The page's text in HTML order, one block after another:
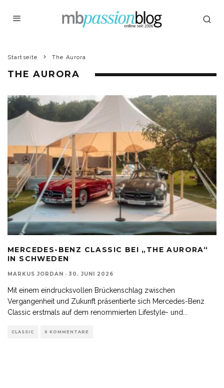
Startseite The Aurora
THE AURORA
MERCEDES-BENZ CLASSIC BEI „THE AURORA“
IN SCHWEDEN
MARKUS JORDAN · 30. JUNI 2026
Mit einem eindrucksvollen Brückenschlag zwischen
Vergangenheit und Zukunft präsentierte sich Mercedes-Benz
Classic erstmals auf dem renommierten Lifestyle- und
CLASSIC 6 KOMMENTARE